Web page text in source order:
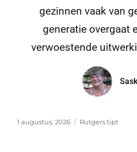
gezinnen vaak van
generatie overgaat
verwoestende
1 augustus, 2026 Rutgers tipt